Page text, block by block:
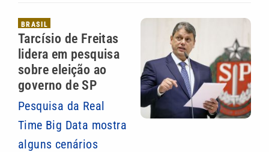
BRASIL
Tarcísio de Freitas
lidera em pesquisa
sobre eleição ao
governo de SP
Pesquisa da Real
Time Big Data mostra
alguns cenários